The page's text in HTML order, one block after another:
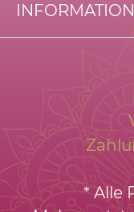
* Alle